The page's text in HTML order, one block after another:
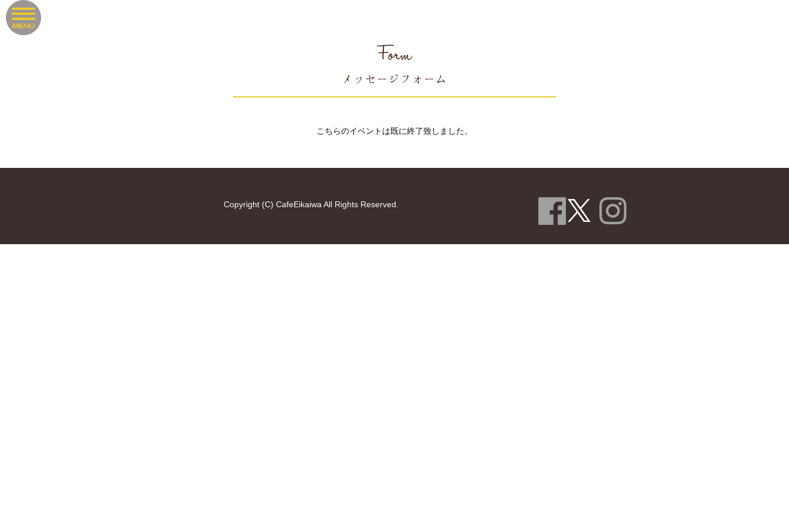
Form
メッセージフォーム
こちらのイベントは既に終了致しました。
Copyright (C) CafeEikaiwa All Rights Reserved.